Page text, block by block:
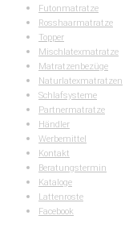
Futonmatratze
Rosshaarmatratze
Topper
Mischlatexmatratze
Matratzenbezüge
Naturlatexmatratzen
Schlafsysteme
Partnermatratze
Händler
Werbemittel
Kontakt
Beratungstermin
Kataloge
Lattenroste
Facebook